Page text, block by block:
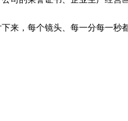
来，每个镜头、每一分每一秒